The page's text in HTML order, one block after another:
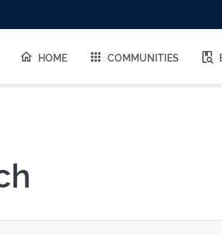
HOME COMMUNITIES